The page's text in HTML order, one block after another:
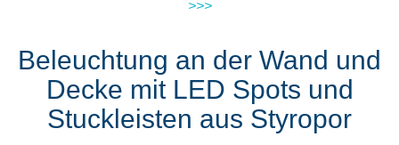
>>>
Beleuchtung an der Wand und
Decke mit LED Spots und
Stuckleisten aus Styropor